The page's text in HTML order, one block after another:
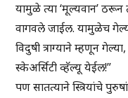
यामुळे त्या ‘मूल्यवान’ ठरून
वागवले जाईल. यामुळेच
विदुषी त्राग्याने म्हणून
स्केअर्सिटी व्हॅल्यू येईल!”
पण सातत्याने स्त्रियांचे